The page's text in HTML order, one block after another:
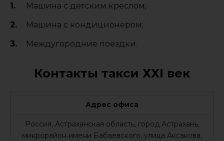
Машина с детским креслом;
Машина с кондиционером;
Междугородние поездки.
Контакты такси ХХI век
Адрес офиса
Россия, Астраханская область, город Астрахань,
микрорайон имени Бабаевского, улица Аксакова,